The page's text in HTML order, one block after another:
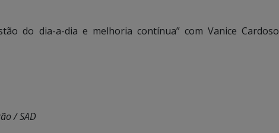
do dia-a-dia e melhoria contínua” com Vanice Cardoso
/ SAD